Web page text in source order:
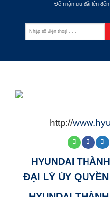
Để nhận ưu đãi lên đến
http://
HYUNDAI
ĐẠI LÝ ỦY